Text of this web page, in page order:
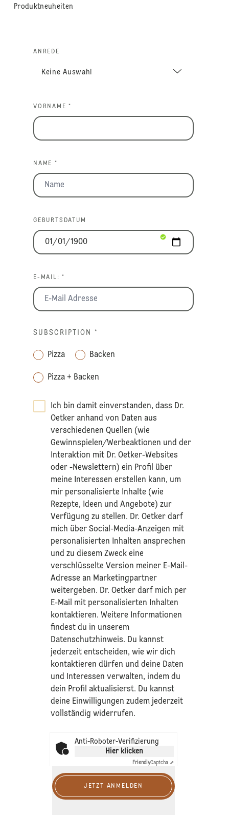
Produktneuheiten
ANREDE
VORNAME *
NAME *
GEBURTSDATUM
E-MAIL: *
SUBSCRIPTION *
Pizza Backen
Pizza + Backen
Ich bin damit einverstanden, dass Dr.
Oetker anhand von Daten aus
verschiedenen Quellen (wie
Gewinnspielen/Werbeaktionen und der
Interaktion mit Dr. Oetker-Websites
oder -Newslettern) ein Profil über
meine Interessen erstellen kann, um
mir personalisierte Inhalte (wie
Rezepte, Ideen und Angebote) zur
Verfügung zu stellen. Dr. Oetker darf
mich über Social-Media-Anzeigen mit
personalisierten Inhalten ansprechen
und zu diesem Zweck eine
verschlüsselte Version meiner E-Mail-
Adresse an Marketingpartner
weitergeben. Dr. Oetker darf mich per
E-Mail mit personalisierten Inhalten
kontaktieren. Weitere Informationen
findest du in unserem
Datenschutzhinweis. Du kannst
jederzeit entscheiden, wie wir dich
kontaktieren dürfen und deine Daten
und Interessen verwalten, indem du
dein Profil aktualisierst. Du kannst
deine Einwilligungen zudem jederzeit
vollständig widerrufen.
Anti-Roboter-Verifizierung
Hier klicken
FriendlyCaptcha ⇗
JETZT ANMELDEN